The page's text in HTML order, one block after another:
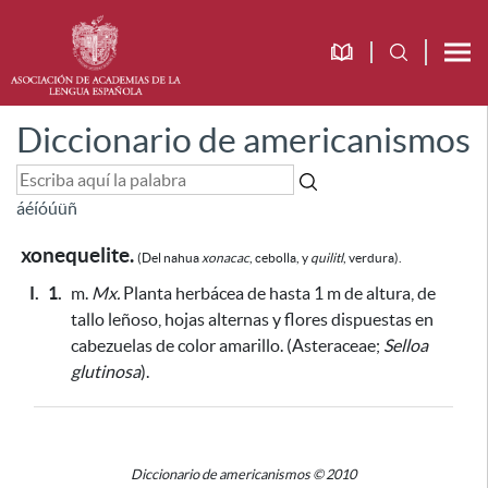
Diccionario de americanismos
áéíóúüñ
xonequelite. (Del nahua xonacac, cebolla, y quilitl, verdura).
I. 1. m. Mx. Planta herbácea de hasta 1 m de altura, de
tallo leñoso, hojas alternas y flores dispuestas en
cabezuelas de color amarillo. (Asteraceae; Selloa
glutinosa).
Diccionario de americanismos © 2010